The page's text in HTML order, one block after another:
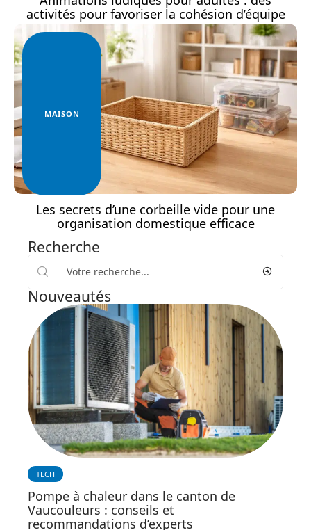
activités pour favoriser la cohésion d’équipe
MAISON
Les secrets d’une corbeille vide pour une
organisation domestique efficace
Recherche
Nouveautés
TECH
Pompe à chaleur dans le canton de
Vaucouleurs : conseils et
recommandations d’experts